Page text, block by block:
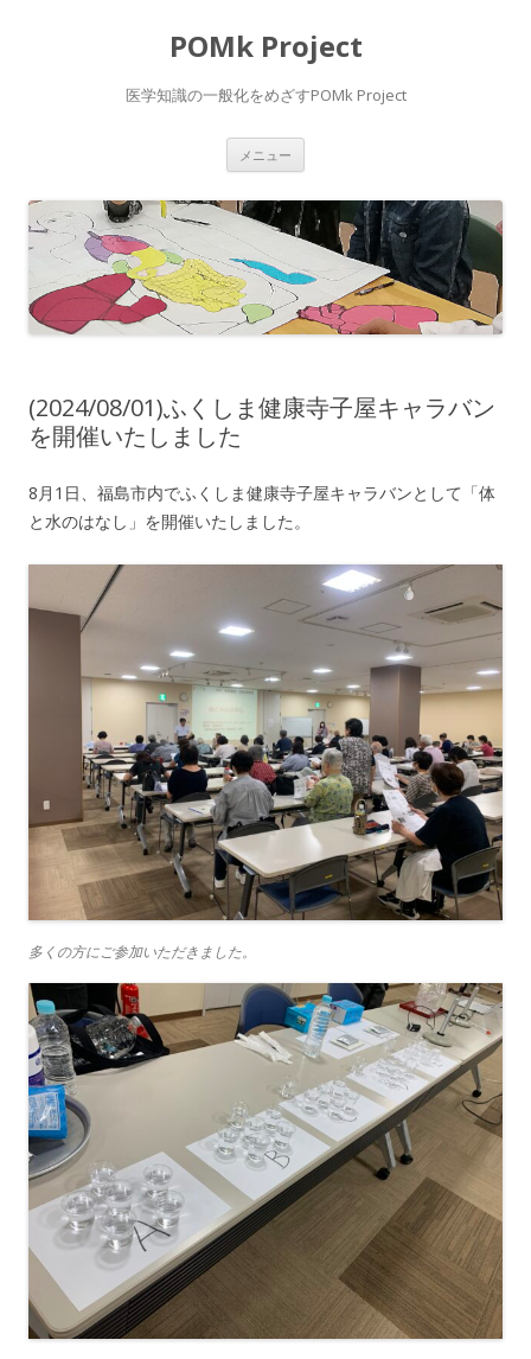
POMk Project
医学知識の一般化をめざすPOMk Project
メニュー
ン
ツ
へ
ス
ッ
(2024/08/01)ふくしま健康寺子屋キャラバン
を開催いたしました
8月1日、福島市内でふくしま健康寺子屋キャラバンとして「体
と水のはなし」を開催いたしました。
多くの方にご参加いただきました。